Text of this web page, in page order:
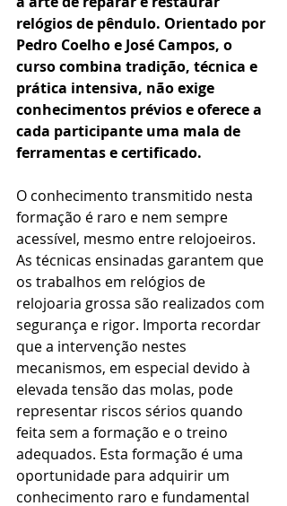
relógios de pêndulo. Orientado por
Pedro Coelho e José Campos, o
curso combina tradição, técnica e
prática intensiva, não exige
conhecimentos prévios e oferece a
cada participante uma mala de
ferramentas e certificado.
O conhecimento transmitido nesta
formação é raro e nem sempre
acessível, mesmo entre relojoeiros.
As técnicas ensinadas garantem que
os trabalhos em relógios de
relojoaria grossa são realizados com
segurança e rigor. Importa recordar
que a intervenção nestes
mecanismos, em especial devido à
elevada tensão das molas, pode
representar riscos sérios quando
feita sem a formação e o treino
adequados. Esta formação é uma
oportunidade para adquirir um
conhecimento raro e fundamental